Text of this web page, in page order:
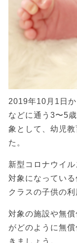
2019年10月1日
などに通う3〜5
象として、幼児
た。
新型コロナウイ
対象になってい
クラスの子供の
対象の施設や無
がどのように無